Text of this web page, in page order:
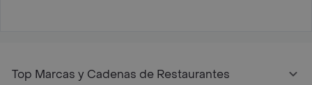
Top Marcas y Cadenas de Restaurantes